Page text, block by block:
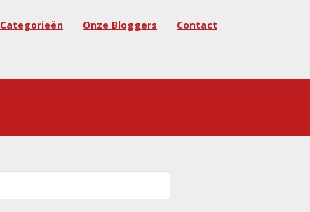
Categorieën Onze Bloggers Contact